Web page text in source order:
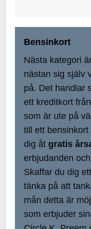
Bensinkort
Nästa kategori
nästan sig själv
på. Det handlar
ett kreditkort
som är ute på
till ett
dig åtgratis
erbjudanden
Skaffar du dig
tänka på att
mån detta är
som erbjuder